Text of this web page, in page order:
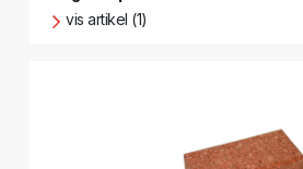
vis artikel (1)